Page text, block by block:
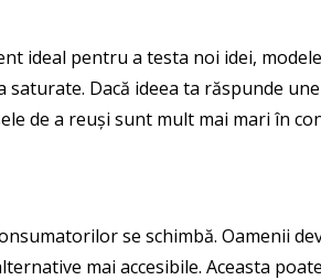
ideal pentru a testa noi idei,
Dacă ideea ta răspunde
de a reuși sunt mult mai mari în
se schimbă. Oamenii
mai accesibile. Aceasta